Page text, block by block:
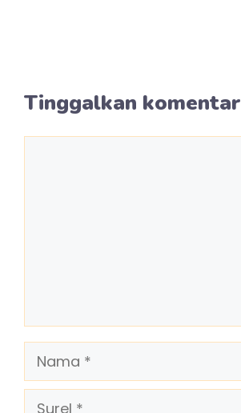
Tinggalkan komentar
Nama
Surel